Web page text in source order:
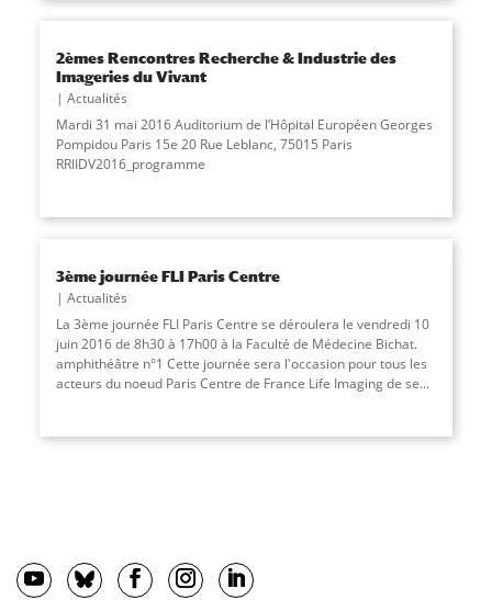
2èmes Rencontres Recherche & Industrie des
Imageries du Vivant
Actualités
Mardi 31 mai 2016 Auditorium de l’Hôpital Européen Georges
Pompidou Paris 15e 20 Rue Leblanc, 75015 Paris
RRIIDV2016_programme
3ème journée FLI Paris Centre
Actualités
La 3ème journée FLI Paris Centre se déroulera le vendredi 10
juin 2016 de 8h30 à 17h00 à la Faculté de Médecine Bichat.
amphithéâtre n°1 Cette journée sera l'occasion pour tous les
acteurs du noeud Paris Centre de France Life Imaging de se...